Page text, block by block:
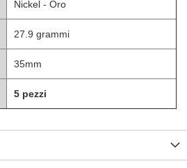
Nickel - Oro
27.9 grammi
35mm
5 pezzi